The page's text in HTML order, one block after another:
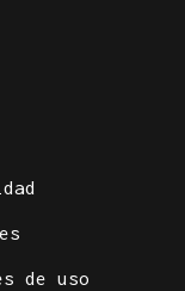
de uso